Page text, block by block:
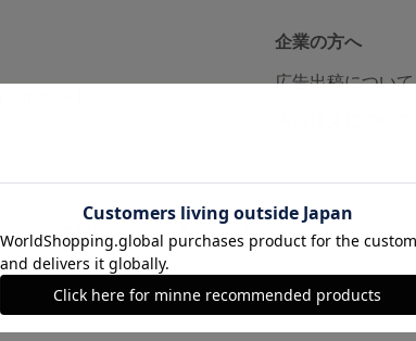
イベント
企業の方へ
広告出稿について
採用情報 メディアキット
©GMO Pepabo, Inc. All rights reserved.